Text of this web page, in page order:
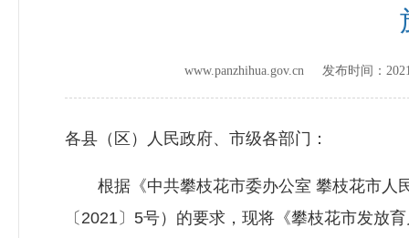
www.panzhihua.gov.cn 发布时间：
各县（区）人民政府、市级各部门：
根据《中共攀枝花市委办公室 攀枝花市人
〔2021〕5号）的要求，现将《攀枝花市发放